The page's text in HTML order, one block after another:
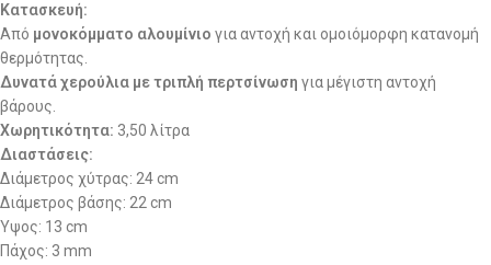
Κατασκευή:
Από μονοκόμματο αλουμίνιο για αντοχή και ομοιόμορφη κατανομή
θερμότητας.
Δυνατά χερούλια με τριπλή περτσίνωση για μέγιστη αντοχή
βάρους.
Χωρητικότητα: 3,50 λίτρα
Διαστάσεις:
Διάμετρος χύτρας: 24 cm
Διάμετρος βάσης: 22 cm
Ύψος: 13 cm
Πάχος: 3 mm